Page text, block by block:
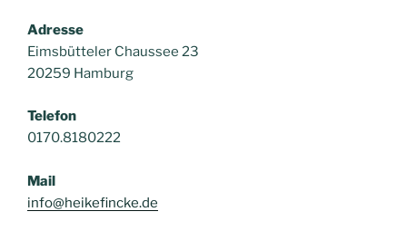
Adresse
Eimsbütteler Chaussee 23
20259 Hamburg
Telefon
0170.8180222
Mail
info@heikefincke.de